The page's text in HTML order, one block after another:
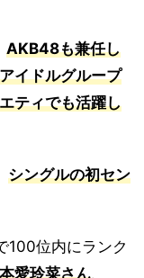
AKB48も兼任し
イドルグループ
ティでも活躍し
シングルの初セン
100位内にランク
愛玲菜さん、